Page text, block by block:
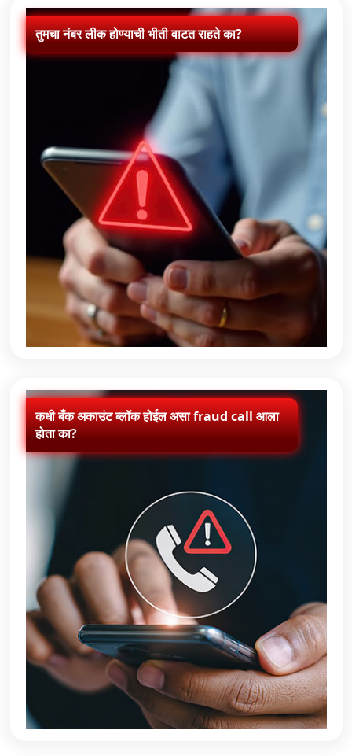
तुमचा नंबर लीक होण्याची भीती वाटत राहते का?
कधी बँक अकाउंट ब्लॉक होईल असा fraud call आला
होता का?